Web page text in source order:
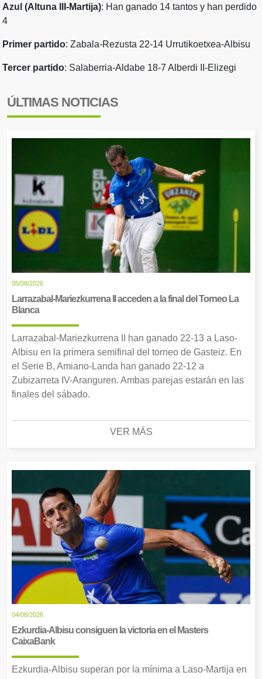
Azul (Altuna III-Martija): Han ganado 14 tantos y han perdido
4
Primer partido: Zabala-Rezusta 22-14 Urrutikoetxea-Albisu
Tercer partido: Salaberria-Aldabe 18-7 Alberdi II-Elizegi
ÚLTIMAS NOTICIAS
05/08/2026
Larrazabal-Mariezkurrena II acceden a la final del Torneo La
Blanca
Larrazabal-Mariezkurrena II han ganado 22-13 a Laso-
Albisu en la primera semifinal del torneo de Gasteiz. En
el Serie B, Amiano-Landa han ganado 22-12 a
Zubizarreta IV-Aranguren. Ambas parejas estarán en las
finales del sábado.
VER MÁS
04/08/2026
Ezkurdia-Albisu consiguen la victoria en el Masters
CaixaBank
Ezkurdia-Albisu superan por la mínima a Laso-Martija en